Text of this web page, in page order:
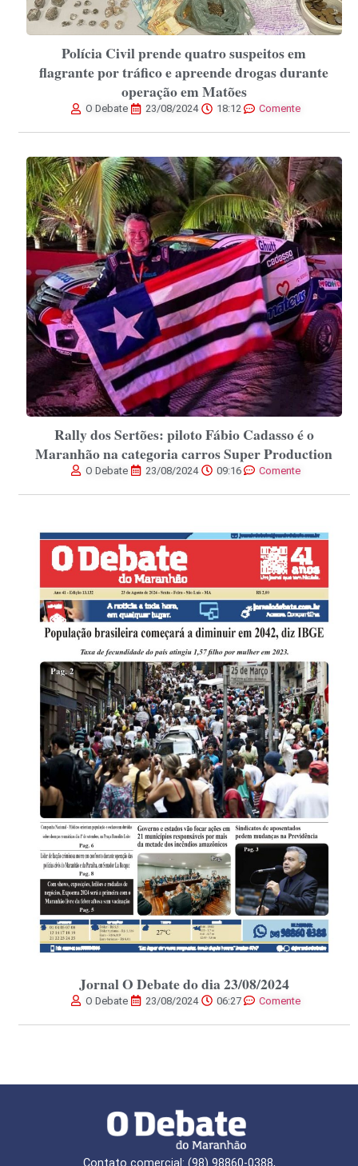
Polícia Civil prende quatro suspeitos em
flagrante por tráfico e apreende drogas durante
operação em Matões
O Debate 23/08/2024 18:12 Comente
Rally dos Sertões: piloto Fábio Cadasso é o
Maranhão na categoria carros Super Production
O Debate 23/08/2024 09:16 Comente
Jornal O Debate do dia 23/08/2024
O Debate 23/08/2024 06:27 Comente
Contato comercial: (98) 98860-0388,